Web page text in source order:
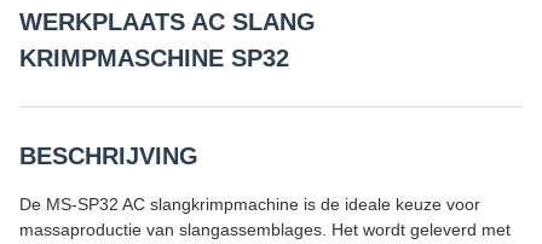
WERKPLAATS AC SLANG
KRIMPMASCHINE SP32
BESCHRIJVING
De MS-SP32 AC slangkrimpmachine is de ideale keuze voor
massaproductie van slangassemblages. Het wordt geleverd met